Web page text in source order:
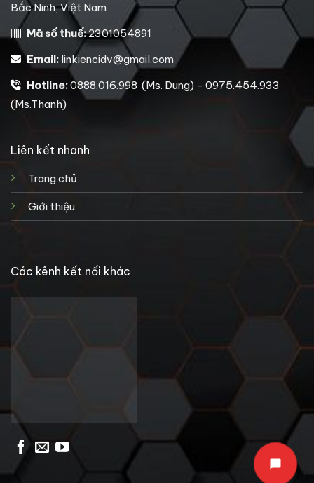
Bắc Ninh, Việt Nam
Mã số thuế:2301054891
Email: linkiencidv@gmail.com
Hotline:0888.016.998 (Ms. Dung) - 0975.454.933
(Ms.Thanh)
Liên kết nhanh
Trang chủ
Giới thiệu
Các kênh kết nối khác